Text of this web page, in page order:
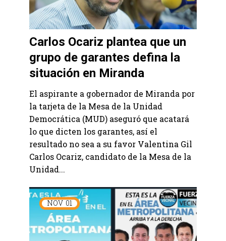
Carlos Ocariz plantea que un
grupo de garantes defina la
situación en Miranda
El aspirante a gobernador de Miranda por
la tarjeta de la Mesa de la Unidad
Democrática (MUD) aseguró que acatará
lo que dicten los garantes, así el
resultado no sea a su favor Valentina Gil
Carlos Ocariz, candidato de la Mesa de la
Unidad...
NOV 01